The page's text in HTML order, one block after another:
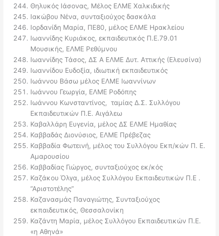
Θηλυκός Ιάσονας, Μέλος ΕΛΜΕ Χαλκιδικής
Ιακώβου Νένα, συνταξιούχος δασκάλα
Ιορδανίδη Μαρία, ΠΕ80, μέλος ΕΛΜΕ Ηρακλείου
Ιωαννίδης Κυριάκος, εκπαιδευτικός Π.Ε.79.01
Μουσικής, ΕΛΜΕ Ρεθύμνου
Ιωαννίδης Τάσος, ΔΣ Α ΕΛΜΕ Δυτ. Αττικής (Ελευσίνα)
Ιωαννίδου Ευδοξία, ιδιωτική εκπαιδευτικός
Ιωάννου Βάσω μέλος ΕΛΜΕ Ιωαννίνων
Ιωάννου Γεωργία, ΕΛΜΕ Ροδόπης
Ιωάννου Κωνσταντίνος, ταμίας Δ.Σ. Συλλόγου
Εκπαιδευτικών Π.Ε. Αιγάλεω
Καβαλλάρη Ευγενία, μέλος ΔΣ ΕΛΜΕ Ημαθίας
Καββαδάς Διονύσιος, ΕΛΜΕ Πρέβεζας
Καββαδία Φωτεινή, μέλος του Συλλόγου Εκπ/κών Π. Ε.
Αμαρουσίου
Καββαδίας Γιώργος, συνταξιούχος εκ/κός
Καζάκου Όλγα, μέλος Συλλόγου Εκπαιδευτικών Π.Ε .
“Αριστοτέλης”
Καζανασμάς Παναγιώτης, Συνταξιούχος
εκπαιδευτικός, Θεσσαλονίκη
Καζάντη Μαρία, μέλος Συλλόγου Εκπαιδευτικών Π.Ε.
«η Αθηνά»